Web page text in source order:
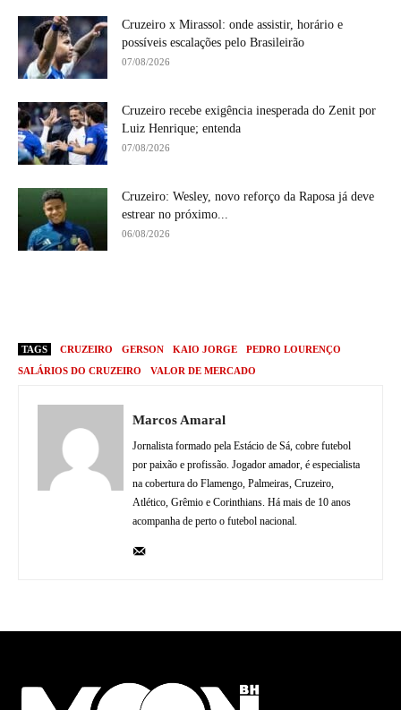
Cruzeiro x Mirassol: onde assistir, horário e
possíveis escalações pelo Brasileirão
07/08/2026
Cruzeiro recebe exigência inesperada do Zenit por
Luiz Henrique; entenda
07/08/2026
Cruzeiro: Wesley, novo reforço da Raposa já deve
estrear no próximo...
06/08/2026
TAGS CRUZEIRO GERSON KAIO JORGE
PEDRO LOURENÇO
SALÁRIOS DO CRUZEIRO
VALOR DE MERCADO
Marcos Amaral
Jornalista formado pela Estácio de Sá, cobre futebol
por paixão e profissão. Jogador amador, é especialista
na cobertura do Flamengo, Palmeiras, Cruzeiro,
Atlético, Grêmio e Corinthians. Há mais de 10 anos
acompanha de perto o futebol nacional.